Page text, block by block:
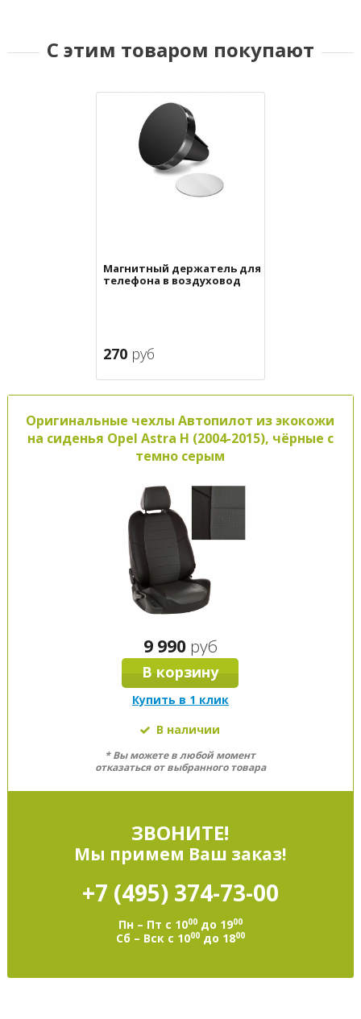
С этим товаром покупают
Магнитный держатель для
телефона в воздуховод
270 руб
Оригинальные чехлы Автопилот из экокожи
на сиденья Opel Astra H (2004-2015), чёрные с
темно серым
9 990 руб
В корзину
Купить в 1 клик
В наличии
* Вы можете в любой момент
отказаться от выбранного товара
ЗВОНИТЕ!
Мы примем Ваш заказ!
+7 (495) 374-73-00
Пн – Пт с 1000до 1900
Сб – Вск с 1000до 1800